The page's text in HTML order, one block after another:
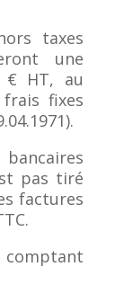
taxes
une
€ HT, au
fixes
pas tiré
factures
comptant